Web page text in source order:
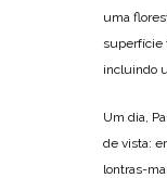
uma
superfície
incluindo
Um dia,
de vista:
lontras-